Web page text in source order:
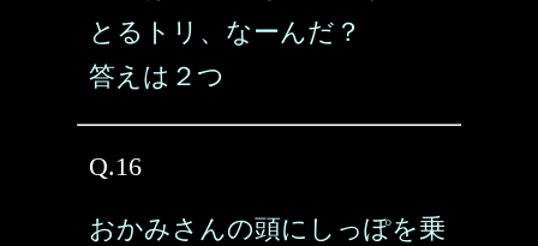
とるトリ、なーんだ？
答えは２つ
Q.16
おかみさんの頭にしっぽを乗